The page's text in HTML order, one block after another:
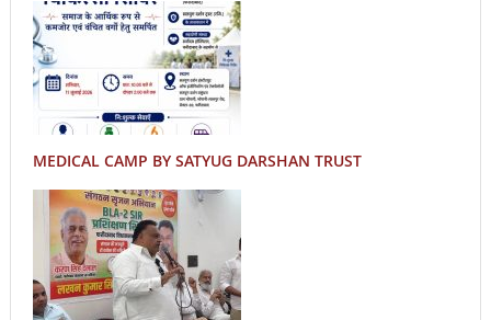
MEDICAL CAMP BY SATYUG DARSHAN TRUST